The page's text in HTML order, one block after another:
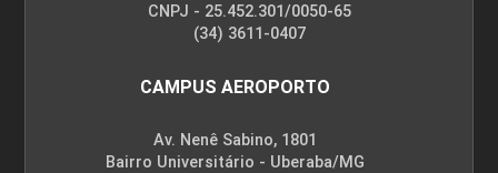
CNPJ - 25.452.301/0050-65
(34) 3611-0407
CAMPUS AEROPORTO
Av. Nenê Sabino, 1801
Bairro Universitário - Uberaba/MG